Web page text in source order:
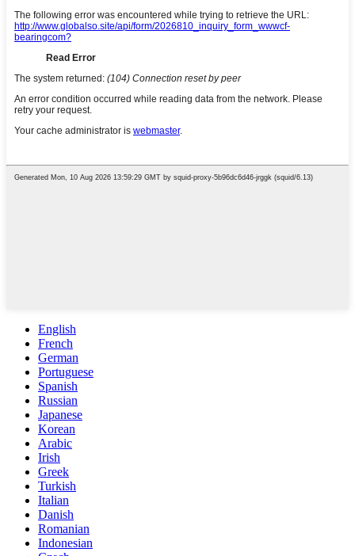
English
French
German
Portuguese
Spanish
Russian
Japanese
Korean
Arabic
Irish
Greek
Turkish
Italian
Danish
Romanian
Indonesian